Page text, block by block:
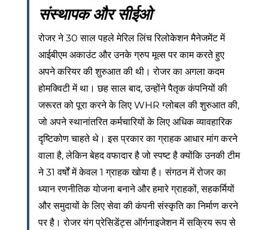
संस्थापक और सीईओ
रोजर ने 30 साल पहले मेरिल लिंच रिलोकेशन मैनेजमेंट में
आईबीएम अकाउंट और उनके ग्रुप मूव्स पर काम करते हुए
अपने करियर की शुरुआत की थी। रोजर का अगला कदम
होमक्विटी में था। छह साल बाद, उन्होंने पैतृक कंपनियों की
जरूरत को पूरा करने के लिए WHR ग्लोबल की शुरुआत की,
जो अपने स्थानांतरित कर्मचारियों के लिए अधिक व्यावहारिक
दृष्टिकोण चाहते थे। इस प्रकार का ग्राहक आधार मांग करने
वाला है, लेकिन बेहद वफादार है जो स्पष्ट है क्योंकि उनकी टीम
ने 31 वर्षों में केवल 1 ग्राहक खोया है। संगठन में रोजर का
ध्यान रणनीतिक योजना बनाने और हमारे ग्राहकों, सहकर्मियों
और समुदायों के लिए सेवा की कंपनी संस्कृति का निर्माण करने
पर है। रोजर यंग प्रेसिडेंट्स ऑर्गनाइजेशन में सक्रिय रूप से